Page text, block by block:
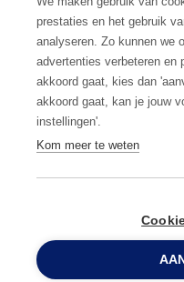
Vacatures
Algemene
©
prestaties en het gebruik
analyseren. Zo kunnen we
advertenties verbeteren en
akkoord gaat, kies dan
akkoord gaat, kan je jouw
instellingen'.
Kom meer te weten